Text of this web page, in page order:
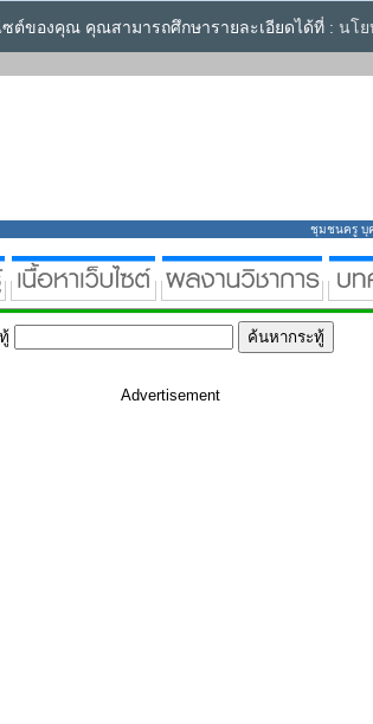
ต์ของคุณ คุณสามารถศึกษารายละเอียดได้ที่ : นโย
ชุมชนครู บุ
Advertisement